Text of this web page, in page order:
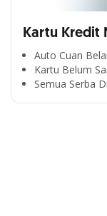
Kartu Kredit
Auto Cuan
Kartu Belum
Semua Serba
Cross